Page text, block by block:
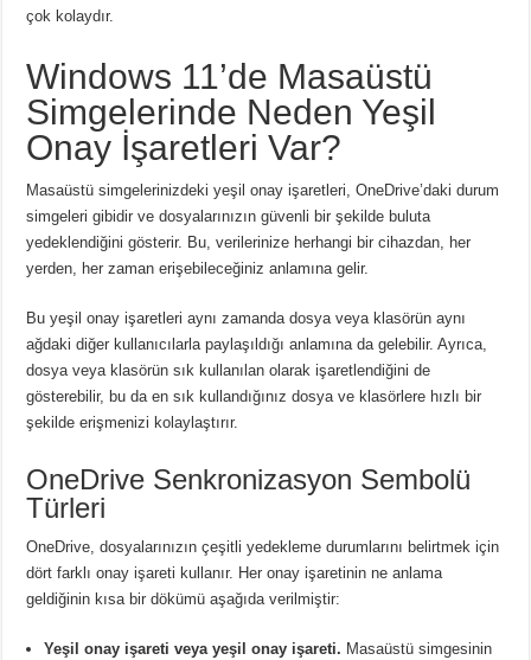
çok kolaydır.
Windows 11’de Masaüstü
Simgelerinde Neden Yeşil
Onay İşaretleri Var?
Masaüstü simgelerinizdeki yeşil onay işaretleri, OneDrive’daki durum
simgeleri gibidir ve dosyalarınızın güvenli bir şekilde buluta
yedeklendiğini gösterir. Bu, verilerinize herhangi bir cihazdan, her
yerden, her zaman erişebileceğiniz anlamına gelir.
Bu yeşil onay işaretleri aynı zamanda dosya veya klasörün aynı
ağdaki diğer kullanıcılarla paylaşıldığı anlamına da gelebilir.Ayrıca,
dosya veya klasörün sık kullanılan olarak işaretlendiğini de
gösterebilir, bu da en sık kullandığınız dosya ve klasörlere hızlı bir
şekilde erişmenizi kolaylaştırır.
OneDrive Senkronizasyon Sembolü
Türleri
OneDrive, dosyalarınızın çeşitli yedekleme durumlarını belirtmek için
dört farklı onay işareti kullanır. Her onay işaretinin ne anlama
geldiğinin kısa bir dökümü aşağıda verilmiştir:
Yeşil onay işareti veya yeşil onay işareti. Masaüstü simgesinin